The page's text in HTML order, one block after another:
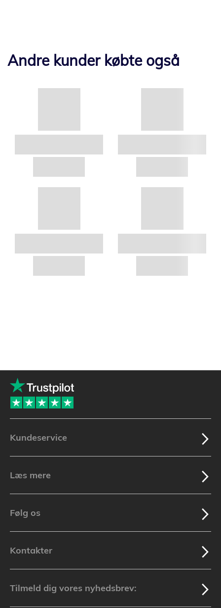
Andre kunder købte også
Kundeservice
Læs mere
Følg os
Kontakter
Tilmeld dig vores nyhedsbrev: